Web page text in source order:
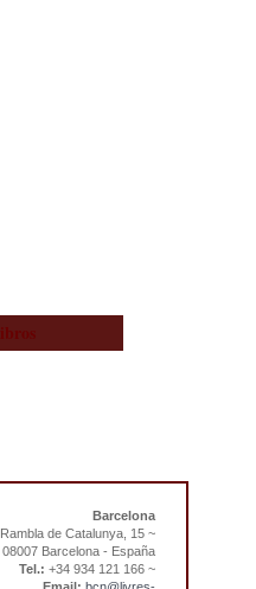
Barcelona
Rambla de Catalunya, 15 ~
08007 Barcelona - España
Tel.: +34 934 121 166 ~